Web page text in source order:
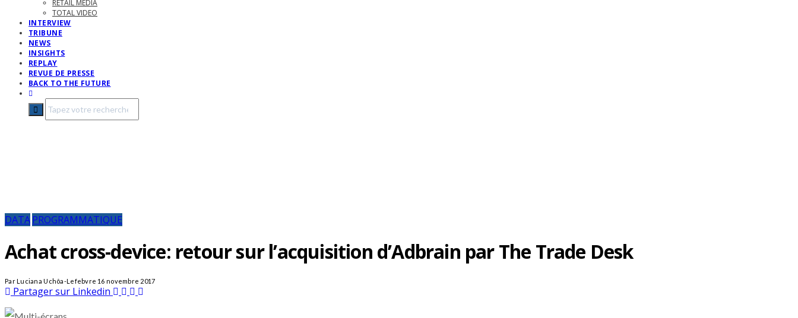
RETAIL MEDIA
TOTAL VIDEO
INTERVIEW
TRIBUNE
NEWS
INSIGHTS
REPLAY
REVUE DE PRESSE
BACK TO THE FUTURE
DATAPROGRAMMATIQUE
Achat cross-device: retour sur l’acquisition d’Adbrain par The Trade Desk
ParLuciana Uchôa-Lefebvre 16 novembre 2017
Partager sur Linkedin